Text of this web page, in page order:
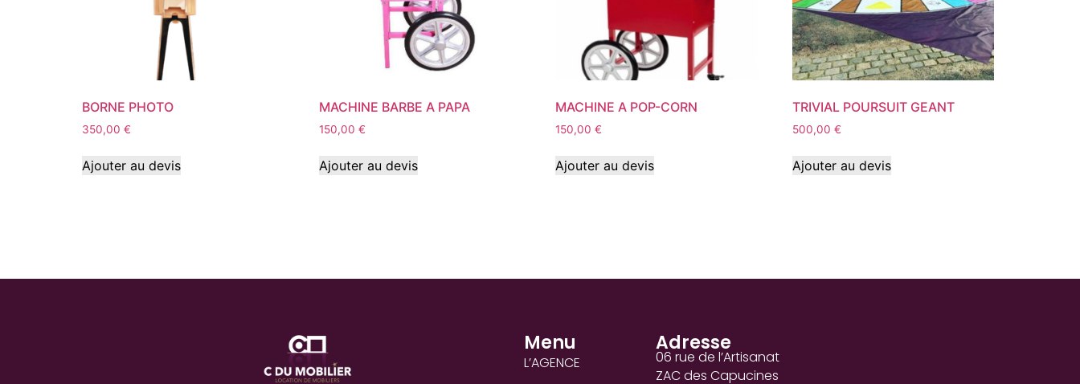
BORNE PHOTO
350,00 €
Ajouter au devis
MACHINE BARBE A PAPA
150,00 €
Ajouter au devis
MACHINE A POP-CORN
150,00€
Ajouter au devis
TRIVIAL POURSUIT GEANT
500,00€
Ajouter au devis
Menu
L’AGENCE
Adresse
06 rue de l’Artisanat
ZAC des Capucines